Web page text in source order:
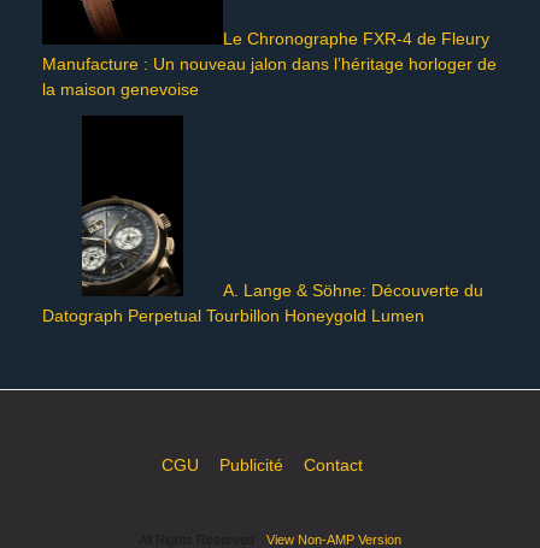
Le Chronographe FXR-4 de Fleury
Manufacture : Un nouveau jalon dans l’héritage horloger de
la maison genevoise
A. Lange & Söhne: Découverte du
Datograph Perpetual Tourbillon Honeygold Lumen
CGU Publicité Contact
View Non-AMP Version